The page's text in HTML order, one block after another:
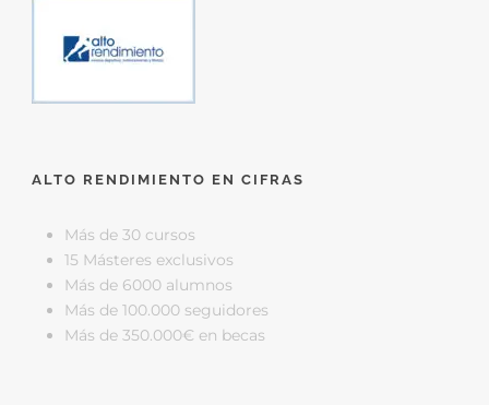
ALTO RENDIMIENTO EN CIFRAS
Más de 30 cursos
15 Másteres exclusivos
Más de 6000 alumnos
Más de 100.000 seguidores
Más de 350.000€ en becas